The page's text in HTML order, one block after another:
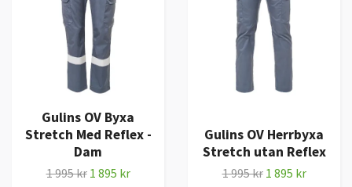
Gulins OV Byxa
Stretch Med Reflex -
Dam
1 995 kr 1 895 kr
Gulins OV Herrbyxa
Stretch utan Reflex
1 995 kr 1 895 kr